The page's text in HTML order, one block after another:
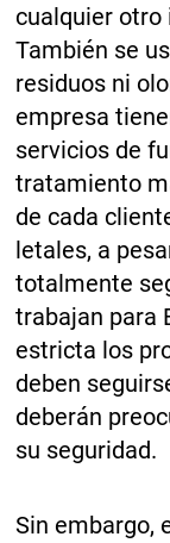
cualquier otro
También se
residuos ni
empresa
servicios de
tratamiento
de cada
letales, a
totalmente
trabajan para
estricta los
deben
deberán
su seguridad.
Sin embargo,